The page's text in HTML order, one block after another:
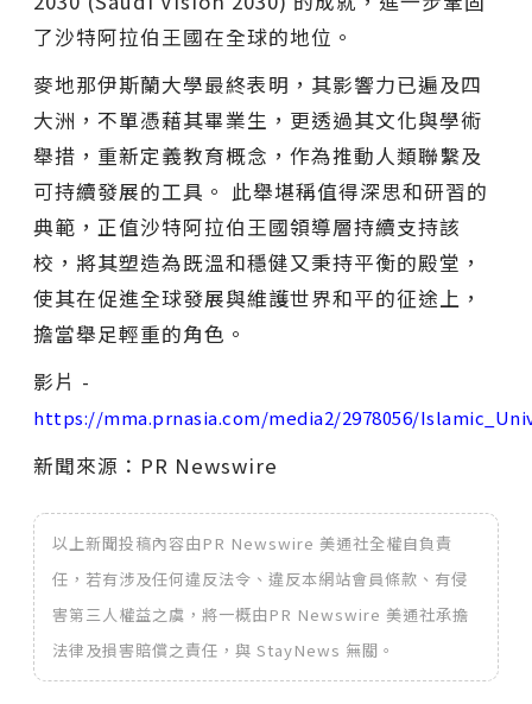
了沙特阿拉伯王國在全球的地位。
麥地那伊斯蘭大學最終表明，其影響力已遍及四
大洲，不單憑藉其畢業生，更透過其文化與學術
舉措，重新定義教育概念，作為推動人類聯繫及
可持續發展的工具。 此舉堪稱值得深思和研習的
典範，正值沙特阿拉伯王國領導層持續支持該
校，將其塑造為既溫和穩健又秉持平衡的殿堂，
使其在促進全球發展與維護世界和平的征途上，
擔當舉足輕重的角色。
影片 -
https://mma.prnasia.com/media2/2978056/
新聞來源：PR Newswire
以上新聞投稿內容由PR Newswire 美通社全權自負責
任，若有涉及任何違反法令、違反本網站會員條款、有侵
害第三人權益之虞，將一概由PR Newswire 美通社承擔
法律及損害賠償之責任，與 StayNews 無關。